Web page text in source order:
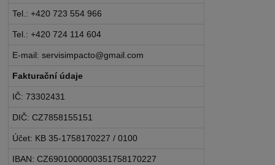
Tel.: +420 723 554 966
Tel.: +420 724 114 604
E-mail: servisimpacto@gmail.com
Fakturační údaje
IČ: 73302431
DIČ: CZ7858155151
Účet: KB 35-1758170227 / 0100
IBAN: CZ6901000000351758170227